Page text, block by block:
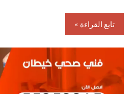
تابع القراءة